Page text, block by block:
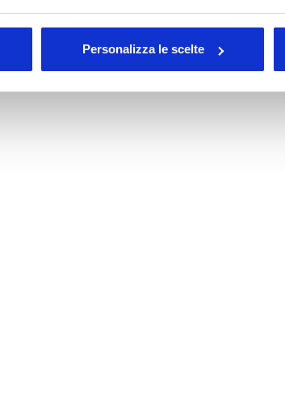
Personalizza le scelte